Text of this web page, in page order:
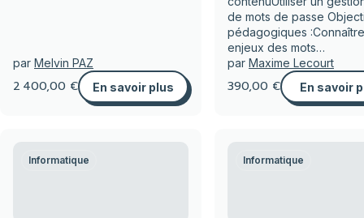
par Melvin PAZ
2 400,00 € En savoir plus
de mots de passe
pédagogiques
enjeux des mots…
par Maxime Lecourt
390,00 € En savoir
Informatique Informatique